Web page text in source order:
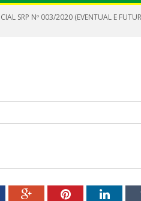
SRP Nº 003/2020 (EVENTUAL E
Google+Pinterest